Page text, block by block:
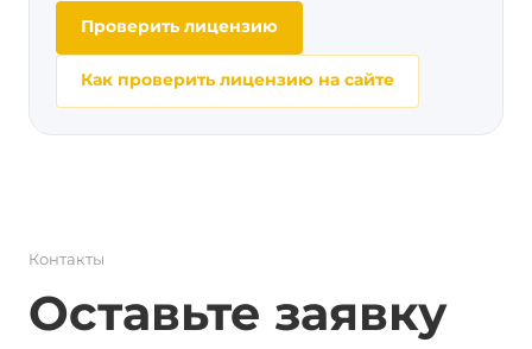
Проверить лицензию
Как проверить лицензию на сайте
Контакты
Оставьте заявку